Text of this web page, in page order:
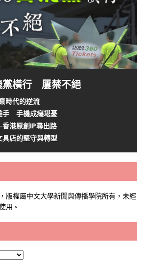
黨橫行 屢禁不絕
時代的逆流
手 手機成癮堪憂
港原創IP尋出路
店的堅守與轉型
版權屬中文大學新聞與傳播學院所有，未經
用。